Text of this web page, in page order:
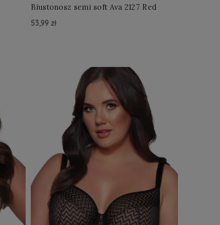
Biustonosz semi soft Ava 2127 Red
53,99 zł